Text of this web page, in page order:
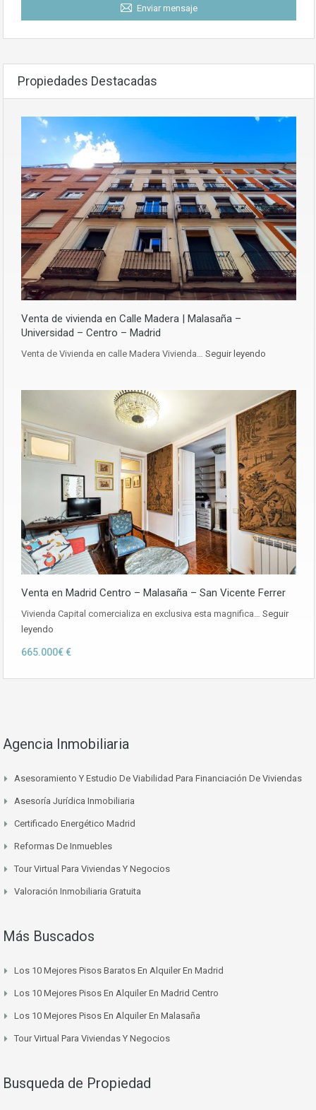
Enviar mensaje
Propiedades Destacadas
Venta de vivienda en Calle Madera | Malasaña –
Universidad – Centro – Madrid
Venta de Vivienda en calle Madera Vivienda… Seguir leyendo
Venta en Madrid Centro – Malasaña – San Vicente Ferrer
Vivienda Capital comercializa en exclusiva esta magnifica… Seguir
leyendo
665.000€ €
Agencia Inmobiliaria
Asesoramiento Y Estudio De Viabilidad Para Financiación De Viviendas
Asesoría Jurídica Inmobiliaria
Certificado Energético Madrid
Reformas De Inmuebles
Tour Virtual Para Viviendas Y Negocios
Valoración Inmobiliaria Gratuita
Más Buscados
Los 10 Mejores Pisos Baratos En Alquiler En Madrid
Los 10 Mejores Pisos En Alquiler En Madrid Centro
Los 10 Mejores Pisos En Alquiler En Malasaña
Tour Virtual Para Viviendas Y Negocios
Busqueda de Propiedad